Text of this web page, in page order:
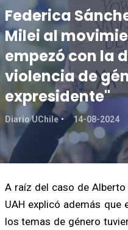
Federica
Milei al
empezó con la
violencia de
expresidente"
Diario UChile 14-08-2024
A raíz del caso de
UAH explicó además que
los temas de género